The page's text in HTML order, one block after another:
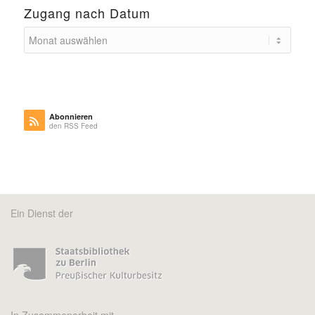
Zugang nach Datum
Abonnieren
den RSS Feed
Ein Dienst der